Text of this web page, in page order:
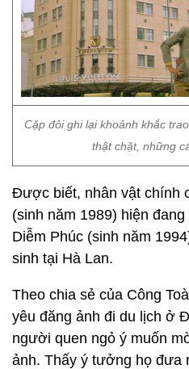
Cặp đôi ghi lại khoảnh khắc
thật chặt, những
Được biết, nhân vật chính
(sinh năm 1989) hiện
Diễm Phúc (sinh năm
sinh tại Hà Lan.
Theo chia sẻ của Công
yêu đăng ảnh đi du lịch ở
người quen ngỏ ý muốn
ảnh. Thấy ý tưởng họ đưa